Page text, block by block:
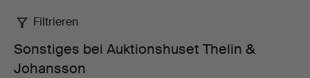
Sonstiges
bei
Filtrieren
Sonstiges bei Auktionshuset Thelin &
Johansson